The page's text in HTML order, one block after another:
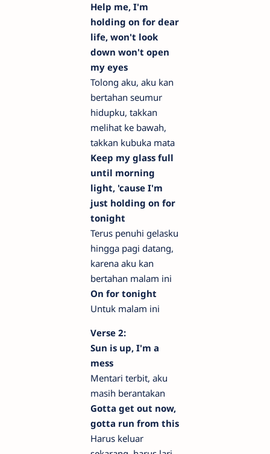
Help me, I'm
holding on for dear
life, won't look
down won't open
my eyes
Tolong aku, aku kan
bertahan seumur
hidupku, takkan
melihat ke bawah,
takkan kubuka mata
Keep my glass full
until morning
light, 'cause I'm
just holding on for
tonight
Terus penuhi gelasku
hingga pagi datang,
karena aku kan
bertahan malam ini
On for tonight
Untuk malam ini
Verse 2:
Sun is up, I'm a
mess
Mentari terbit, aku
masih berantakan
Gotta get out now,
gotta run from this
Harus keluar